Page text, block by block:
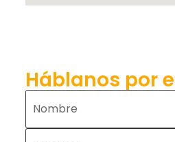
Háblanos por